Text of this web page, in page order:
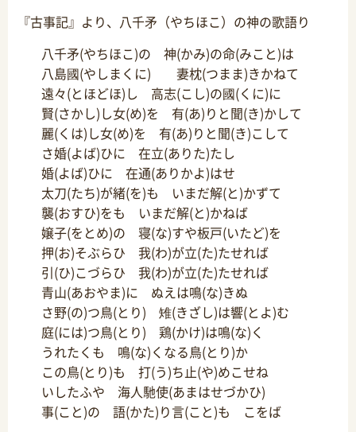
『古事記』より、八千矛（やちほこ）の神の歌語り
八千矛(やちほこ)の 神(かみ)の命(みこと)は
八島國(やしまくに) 妻枕(つまま)きかねて
遠々(とほどほ)し 高志(こし)の國(くに)に
賢(さかし)し女(め)を 有(あ)りと聞(き)かして
麗(くは)し女(め)を 有(あ)りと聞(き)こして
さ婚(よば)ひに 在立(ありた)たし
婚(よば)ひに 在通(ありかよ)はせ
太刀(たち)が緒(を)も いまだ解(と)かずて
襲(おすひ)をも いまだ解(と)かねば
嬢子(をとめ)の 寝(な)すや板戸(いたど)を
押(お)そぶらひ 我(わ)が立(た)たせれば
引(ひ)こづらひ 我(わ)が立(た)たせれば
青山(あおやま)に ぬえは鳴(な)きぬ
さ野(の)つ鳥(とり) 雉(きざし)は響(とよ)む
庭(には)つ鳥(とり) 鶏(かけ)は鳴(な)く
うれたくも 鳴(な)くなる鳥(とり)か
この鳥(とり)も 打(う)ち止(や)めこせね
いしたふや 海人馳使(あまはせづかひ)
事(こと)の 語(かた)り言(こと)も こをば